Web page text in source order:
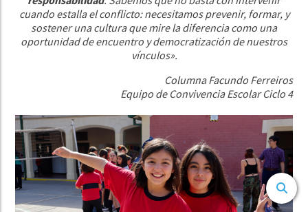
cuando estalla el conflicto: necesitamos prevenir, formar, y
sostener una cultura que mire la diferencia como una
oportunidad de encuentro y democratización de nuestros
vínculos».
Columna Facundo Ferreiros
Equipo de Convivencia Escolar Ciclo 4